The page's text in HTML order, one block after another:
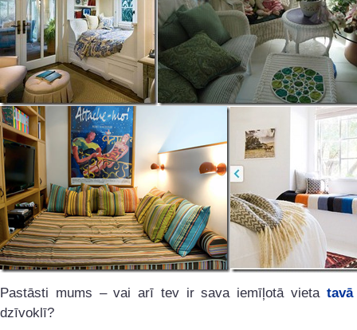
Pastāsti mums – vai arī tev ir sava iemīļotā vieta
dzīvoklī?